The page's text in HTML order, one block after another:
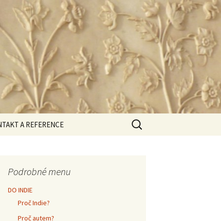
A REFERENCE
Vyhledávání
Podrobné menu
DO INDIE
Proč Indie?
Proč autem?